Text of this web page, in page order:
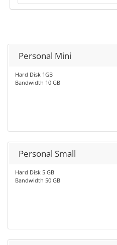
Personal Mini
Hard Disk 1GB
Bandwidth 10 GB
Personal Small
Hard Disk 5 GB
Bandwidth 50 GB